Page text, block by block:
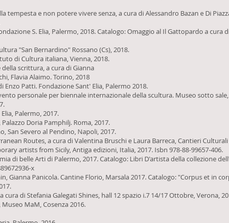
e non potere vivere senza, a cura di Alessandro Bazan e Di
S. Elia, Palermo, 2018. Catalogo: Omaggio al Il Gattopardo a cura
"San Bernardino" Rossano (Cs), 2018.
di Cultura italiana, Vienna, 2018.
scrittura, a cura di Gianna
Flavia Alaimo. Torino, 2018
Patti. Fondazione Sant' Elia, Palermo 2018.
personale per biennale internazionale della scultura. Museo sotto
Palermo, 2017.
Doria Pamphilj. Roma, 2017.
San Severo al Pendino, Napoli, 2017.
Routes, a cura di Valentina Bruschi e Laura Barreca, Cantieri Culturali
artists from Sicily, Antiga edizioni, Italia, 2017. Isbn 978-88-99657-406.
di belle Arti di Palermo, 2017. Catalogo: Libri D'artista della collezione
x
Gianna Panicola. Cantine Florio, Marsala 2017. Catalogo: "Corpus et in
di Stefania Galegati Shines, hall 12 spazio i.7 14/17 Ottobre, Verona,
MaM, Cosenza 2016.